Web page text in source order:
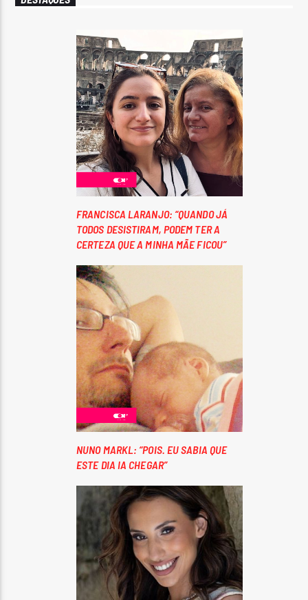
FRANCISCA LARANJO: “QUANDO JÁ
TODOS DESISTIRAM, PODEM TER A
CERTEZA QUE A MINHA MÃE FICOU”
NUNO MARKL: “POIS. EU SABIA QUE
ESTE DIA IA CHEGAR”